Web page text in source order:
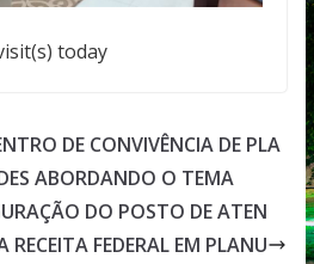
today
DE CONVIVÊNCIA DE PLA
ABORDANDO O TEMA
DO POSTO DE ATEN
FEDERAL EM PLANU